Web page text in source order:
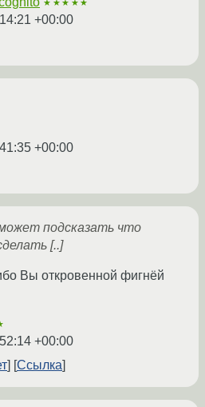
★★★★★
+00:00
+00:00
подсказать что
[..]
Вы откровенной фигнёй
+00:00
Ссылка